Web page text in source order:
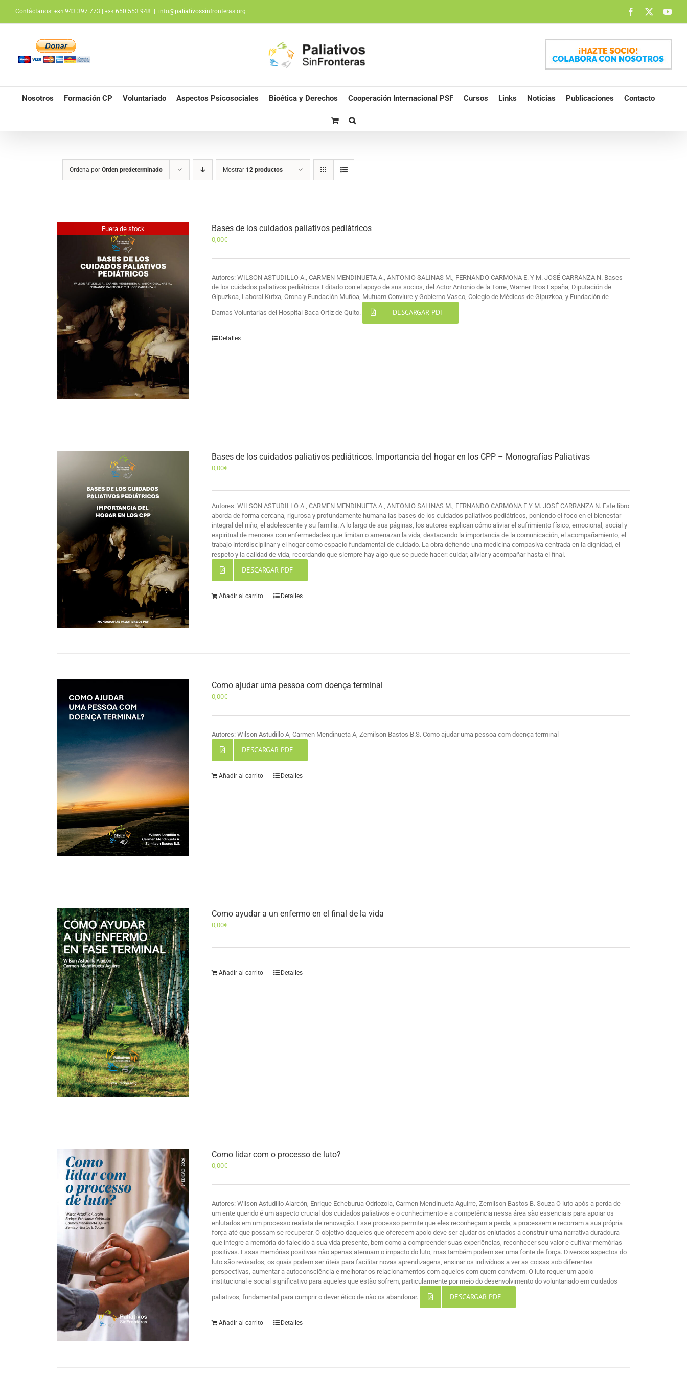
contenido
Contáctanos: +34 943 397 773 | +34 650 553 948 info@paliativossinfronteras.org Facebook
Nosotros Formación CP Voluntariado Aspectos Psicosociales Bioética y Derechos Cooperación Internacional PSF Cursos Links Noticias Publicaciones Contacto
Ordena por Orden predeterminado Mostrar 12 productos
Fuera de stock Bases de los cuidados paliativos pediátricos
0,00€
Autores: WILSON ASTUDILLO A., CARMEN MENDINUETA A., ANTONIO SALINAS M., FERNANDO CARMONA E. Y M. JOSÉ CARRANZA N. Bases
de los cuidados paliativos pediátricos Editado con el apoyo de sus socios, del Actor Antonio de la Torre, Warner Bros España, Diputación de
Gipuzkoa, Laboral Kutxa, Orona y Fundación Muñoa, Mutuam Conviure y Gobierno Vasco, Colegio de Médicos de Gipuzkoa, y Fundación de
Damas Voluntarias del Hospital Baca Ortiz de Quito. DESCARGAR PDF
Detalles
Bases de los cuidados paliativos pediátricos. Importancia del hogar en los CPP – Monografías Paliativas
0,00€
Autores: WILSON ASTUDILLO A., CARMEN MENDINUETA A., ANTONIO SALINAS M., FERNANDO CARMONA E.Y M. JOSÉ CARRANZA N. Este libro
aborda de forma cercana, rigurosa y profundamente humana las bases de los cuidados paliativos pediátricos, poniendo el foco en el bienestar
integral del niño, el adolescente y su familia. A lo largo de sus páginas, los autores explican cómo aliviar el sufrimiento físico, emocional, social y
espiritual de menores con enfermedades que limitan o amenazan la vida, destacando la importancia de la comunicación, el acompañamiento, el
trabajo interdisciplinar y el hogar como espacio fundamental de cuidado. La obra defiende una medicina compasiva centrada en la dignidad, el
respeto y la calidad de vida, recordando que siempre hay algo que se puede hacer: cuidar, aliviar y acompañar hasta el final.
DESCARGAR PDF
Añadir al carrito Detalles
Como ajudar uma pessoa com doença terminal
0,00€
Autores: Wilson Astudillo A, Carmen Mendinueta A, Zemilson Bastos B.S. Como ajudar uma pessoa com doença terminal
DESCARGAR PDF
Añadir al carrito Detalles
Como ayudar a un enfermo en el final de la vida
0,00€
Añadir al carrito Detalles
Como lidar com o processo de luto?
0,00€
Autores: Wilson Astudillo Alarcón, Enrique Echeburua Odriozola, Carmen Mendinueta Aguirre, Zemilson Bastos B. Souza O luto após a perda de
um ente querido é um aspecto crucial dos cuidados paliativos e o conhecimento e a competência nessa área são essenciais para apoiar os
enlutados em um processo realista de renovação. Esse processo permite que eles reconheçam a perda, a processem e recorram a sua própria
força até que possam se recuperar. O objetivo daqueles que oferecem apoio deve ser ajudar os enlutados a construir uma narrativa duradoura
que integre a memória do falecido à sua vida presente, bem como a compreender suas experiências, reconhecer seu valor e cultivar memórias
positivas. Essas memórias positivas não apenas atenuam o impacto do luto, mas também podem ser uma fonte de força. Diversos aspectos do
luto são revisados, os quais podem ser úteis para facilitar novas aprendizagens, ensinar os indivíduos a ver as coisas sob diferentes
perspectivas, aumentar a autoconsciência e melhorar os relacionamentos com aqueles com quem convivem. O luto requer um apoio
institucional e social significativo para aqueles que estão sofrem, particularmente por meio do desenvolvimento do voluntariado em cuidados
paliativos, fundamental para cumprir o dever ético de não os abandonar. DESCARGAR PDF
Añadir al carrito Detalles